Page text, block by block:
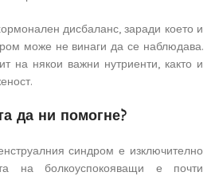
дисбаланс, заради което и
може не винаги да се наблюдава.
на някои важни нутриенти, както и
да ни помогне?
синдром е изключително
на болкоуспокояващи е почти